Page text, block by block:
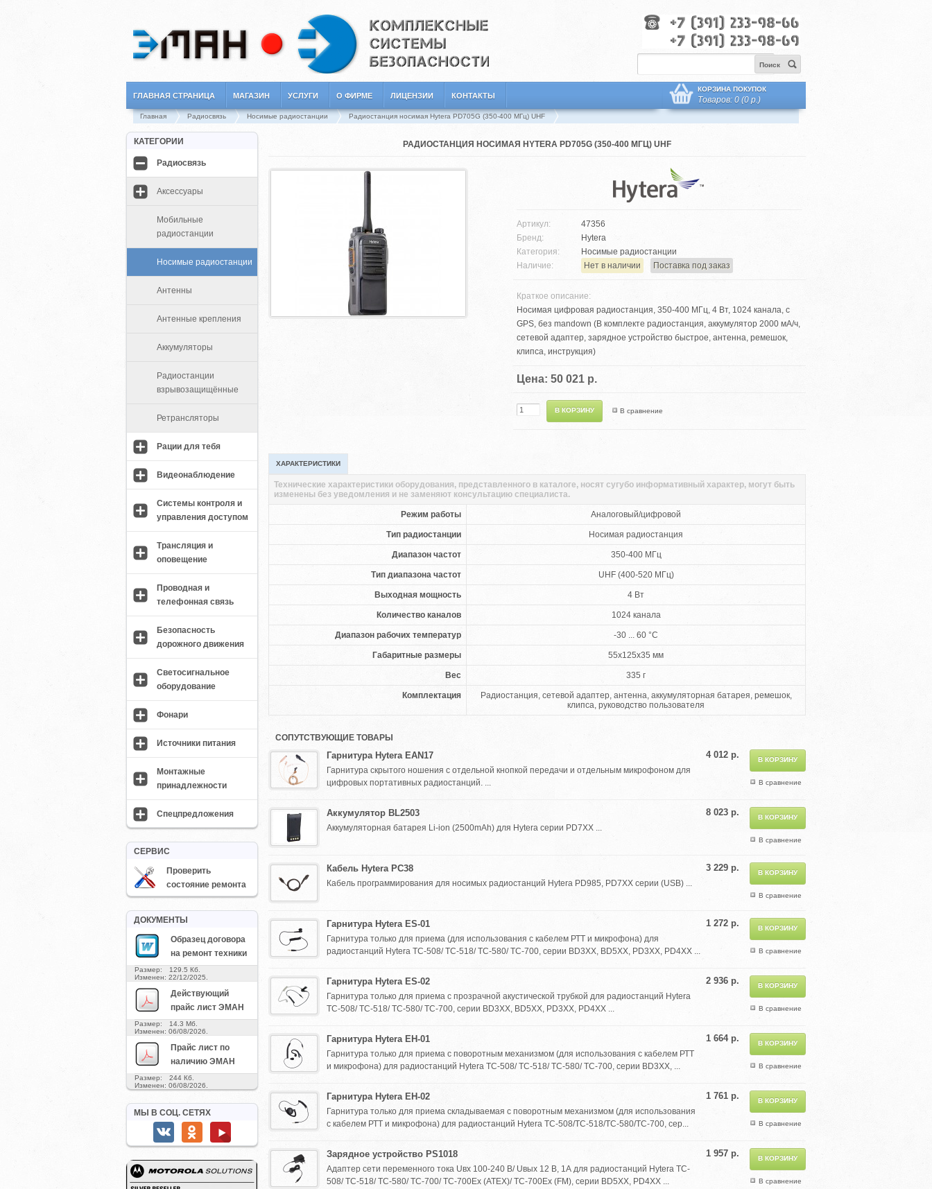
Поиск
ГЛАВНАЯ СТРАНИЦА МАГАЗИН УСЛУГИ О ФИРМЕ ЛИЦЕНЗИИ КОНТАКТЫ
КОРЗИНА ПОКУПОК
Товаров: 0 (0 р.)
Главная Радиосвязь Носимые радиостанции Радиостанция носимая Hytera PD705G (350-400 МГц) UHF
КАТЕГОРИИ
Радиосвязь
Аксессуары
Мобильные
радиостанции
Носимые радиостанции
Антенны
Антенные крепления
Аккумуляторы
Радиостанции
взрывозащищённые
Ретрансляторы
Рации для тебя
Видеонаблюдение
Системы контроля и
управления доступом
Трансляция и
оповещение
Проводная и
телефонная связь
Безопасность
дорожного движения
Светосигнальное
оборудование
Фонари
Источники питания
Монтажные
принадлежности
Спецпредложения
СЕРВИС
Проверить
состояние ремонта
ДОКУМЕНТЫ
Образец договора
на ремонт техники
Размер: 129.5 Кб.
Изменен: 22/12/2025.
Действующий
прайс лист ЭМАН
Размер: 14.3 Мб.
Изменен: 06/08/2026.
Прайс лист по
наличию ЭМАН
Размер: 244 Кб.
Изменен: 06/08/2026.
МЫ В СОЦ. СЕТЯХ
РАДИОСТАНЦИЯ НОСИМАЯ HYTERA PD705G (350-400 МГЦ) UHF
Артикул:
47356
Бренд:
Hytera
Категория:
Носимые радиостанции
Наличие:
Нет в наличии Поставка под заказ
Краткое описание:
Носимая цифровая радиостанция, 350-400 МГц, 4 Вт, 1024 канала, с
GPS, без mandown (В комплекте радиостанция, аккумулятор 2000 мА/ч,
сетевой адаптер, зарядное устройство быстрое, антенна, ремешок,
клипса, инструкция)
Цена: 50 021 р.
В сравнение
ХАРАКТЕРИСТИКИ
Режим работы Аналоговый/цифровой
Тип радиостанции Носимая радиостанция
Диапазон частот 350-400 МГц
Тип диапазона частот UHF (400-520 МГц)
Выходная мощность 4 Вт
Количество каналов 1024 канала
Диапазон рабочих температур -30 ... 60 °С
Габаритные размеры 55x125x35 мм
Вес 335 г
Комплектация
Радиостанция, сетевой адаптер, антенна, аккумуляторная батарея, ремешок,
клипса, руководство пользователя
Технические характеристики оборудования, представленного в каталоге, носят сугубо информативный характер, могут быть
изменены без уведомления и не заменяют консультацию специалиста.
СОПУТСТВУЮЩИЕ ТОВАРЫ
В сравнение
4 012 р.
Гарнитура Hytera EAN17
Гарнитура скрытого ношения с отдельной кнопкой передачи и отдельным микрофоном для
цифровых портативных радиостанций. ...
В сравнение
8 023 р.
Аккумулятор BL2503
Аккумуляторная батарея Li-ion (2500mAh) для Hytera серии PD7XX ...
В сравнение
3 229 р.
Кабель Hytera PC38
Кабель программирования для носимых радиостанций Hytera PD985, PD7XX серии (USB) ...
В сравнение
1 272 р.
Гарнитура Hytera ES-01
Гарнитура только для приема (для использования с кабелем РТТ и микрофона) для
радиостанций Hytera TC-508/ TC-518/ TC-580/ TC-700, серии BD3XX, BD5XX, PD3XX, PD4XX ...
В сравнение
2 936 р.
Гарнитура Hytera ES-02
Гарнитура только для приема с прозрачной акустической трубкой для радиостанций Hytera
TC-508/ TC-518/ TC-580/ TC-700, серии BD3XX, BD5XX, PD3XX, PD4XX ...
В сравнение
1 664 р.
Гарнитура Hytera EH-01
Гарнитура только для приема с поворотным механизмом (для использования с кабелем РТТ
и микрофона) для радиостанций Hytera TC-508/ TC-518/ TC-580/ TC-700, серии BD3XX, ...
В сравнение
1 761 р.
Гарнитура Hytera EH-02
Гарнитура только для приема складываемая с поворотным механизмом (для использования
с кабелем РТТ и микрофона) для радиостанций Hytera TC-508/TC-518/TC-580/TC-700, сер...
В сравнение
1 957 р.
Зарядное устройство PS1018
Адаптер сети переменного тока Uвх 100-240 В/ Uвых 12 В, 1А для радиостанций Hytera TC-
508/ TC-518/ TC-580/ TC-700/ TC-700Ex (ATEX)/ TC-700Ex (FM), серии BD5XX, PD4XX ...